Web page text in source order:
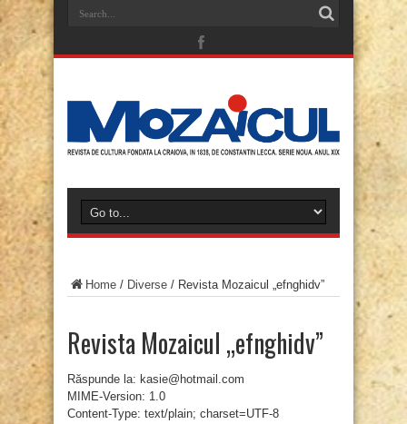
Home / Diverse / Revista Mozaicul „efnghidv”
Revista Mozaicul „efnghidv”
Răspunde la: kasie@hotmail.com
MIME-Version: 1.0
Content-Type: text/plain; charset=UTF-8